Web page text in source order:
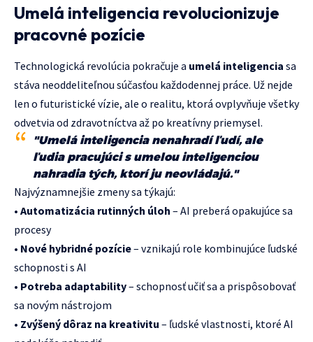
Umelá inteligencia revolucionizuje
pracovné pozície
Technologická revolúcia pokračuje a umelá inteligencia sa
stáva neoddeliteľnou súčasťou každodennej práce. Už nejde
len o futuristické vízie, ale o realitu, ktorá ovplyvňuje všetky
odvetvia od zdravotníctva až po kreatívny priemysel.
"Umelá inteligencia nenahradí ľudí, ale
ľudia pracujúci s umelou inteligenciou
nahradia tých, ktorí ju neovládajú."
Najvýznamnejšie zmeny sa týkajú:
• Automatizácia rutinných úloh – AI preberá opakujúce sa
procesy
• Nové hybridné pozície– vznikajú role kombinujúce ľudské
schopnosti s AI
• Potreba adaptability– schopnosť učiť sa a prispôsobovať
sa novým nástrojom
• Zvýšený dôraz na kreativitu – ľudské vlastnosti, ktoré AI